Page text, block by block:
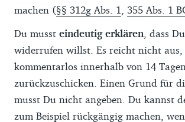
machen (§§ 312g Abs. 1 355 Abs. 1
Du musst eindeutig erklären , dass
widerrufen willst. Es reicht nicht aus,
kommentarlos innerhalb von 14 Tagen
zurückzuschicken. Einen Grund für
musst Du nicht angeben. Du kannst
zum Beispiel rückgängig machen,